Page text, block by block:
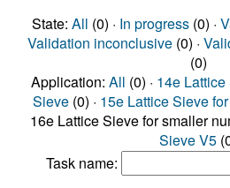
State: All (0) · In progress(0) ·
Validation inconclusive(0) ·
(0)
Application: All (0) · 14e
Sieve (0) · 15e Lattice Sieve
16e Lattice Sieve for smaller
Sieve V5
Task name: